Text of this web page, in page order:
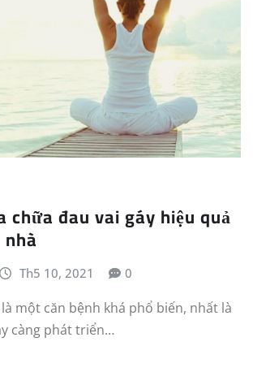
chữa đau vai gáy hiệu quả
Th5 10, 2021 0
một căn bệnh khá phổ biến, nhất là
càng phát triển…